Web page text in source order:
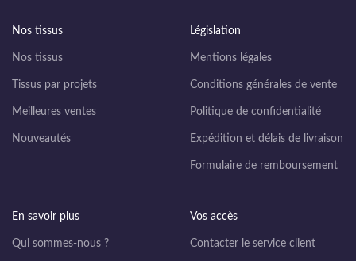
Nos tissus
Nos tissus
Tissus par projets
Meilleures ventes
Nouveautés
Législation
Mentions légales
Conditions générales de vente
Politique de confidentialité
Expédition et délais de livraison
Formulaire de remboursement
En savoir plus
Qui sommes-nous ?
Vos accès
Contacter le service client